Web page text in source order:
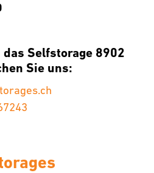
Selfstorage 8902
Sie uns: